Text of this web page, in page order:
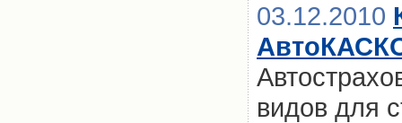
03.12.2010
видов для